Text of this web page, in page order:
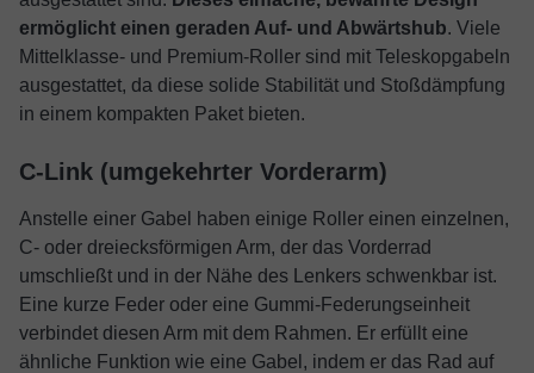
ermöglicht einen geraden Auf- und Abwärtshub. Viele
Mittelklasse- und Premium-Roller sind mit Teleskopgabeln
ausgestattet, da diese solide Stabilität und Stoßdämpfung
in einem kompakten Paket bieten.
C-Link (umgekehrter Vorderarm)
Anstelle einer Gabel haben einige Roller einen einzelnen,
C- oder dreiecksförmigen Arm, der das Vorderrad
umschließt und in der Nähe des Lenkers schwenkbar ist.
Eine kurze Feder oder eine Gummi-Federungseinheit
verbindet diesen Arm mit dem Rahmen. Er erfüllt eine
ähnliche Funktion wie eine Gabel, indem er das Rad auf